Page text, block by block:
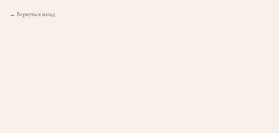
Вернуться назад